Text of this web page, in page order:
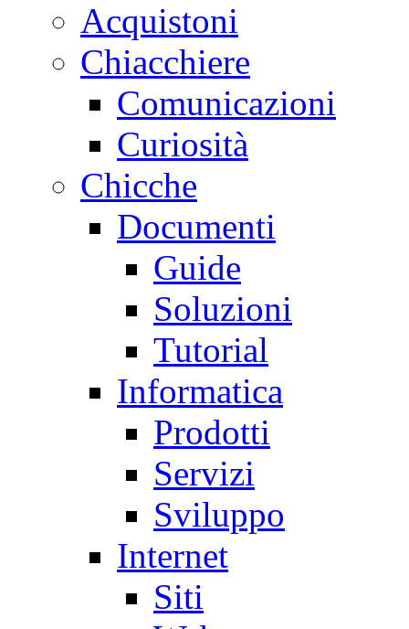
Acquistoni
Chiacchiere
Comunicazioni
Curiosità
Chicche
Documenti
Guide
Soluzioni
Tutorial
Informatica
Prodotti
Servizi
Sviluppo
Internet
Siti